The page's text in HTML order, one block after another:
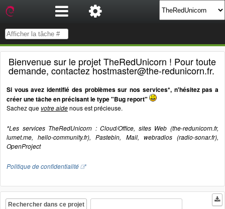
Bienvenue sur le projet TheRedUnicorn ! Pour toute
demande, contactez hostmaster@the-redunicorn.fr.
Si vous avez identifié des problèmes sur nos services*, n'hésitez pas a
créer une tâche en précisant le type "Bug report"
Sachez que votre aidenous est précieuse.
*Les services TheRedUnicorn : Cloud/Office, sites Web (the-redunicorn.fr,
lumet.me, hello-community.fr), Pastebin, Mail, webradios (radio-sonar.fr),
OpenProject
Politique de confidentialité
Rechercher dans ce projet